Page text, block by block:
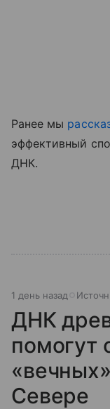
Ранее мы
эффективный
ДНК.
1 день назад
ДНК
помогут
Севере